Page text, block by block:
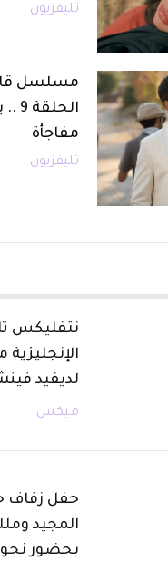
تليفزيون
مسلسل
مفاجأة
تليفزيون
نتفليكس
الإنجليزية
لديفيد
ميكس
حفل زفاف
المجيد
بحضور